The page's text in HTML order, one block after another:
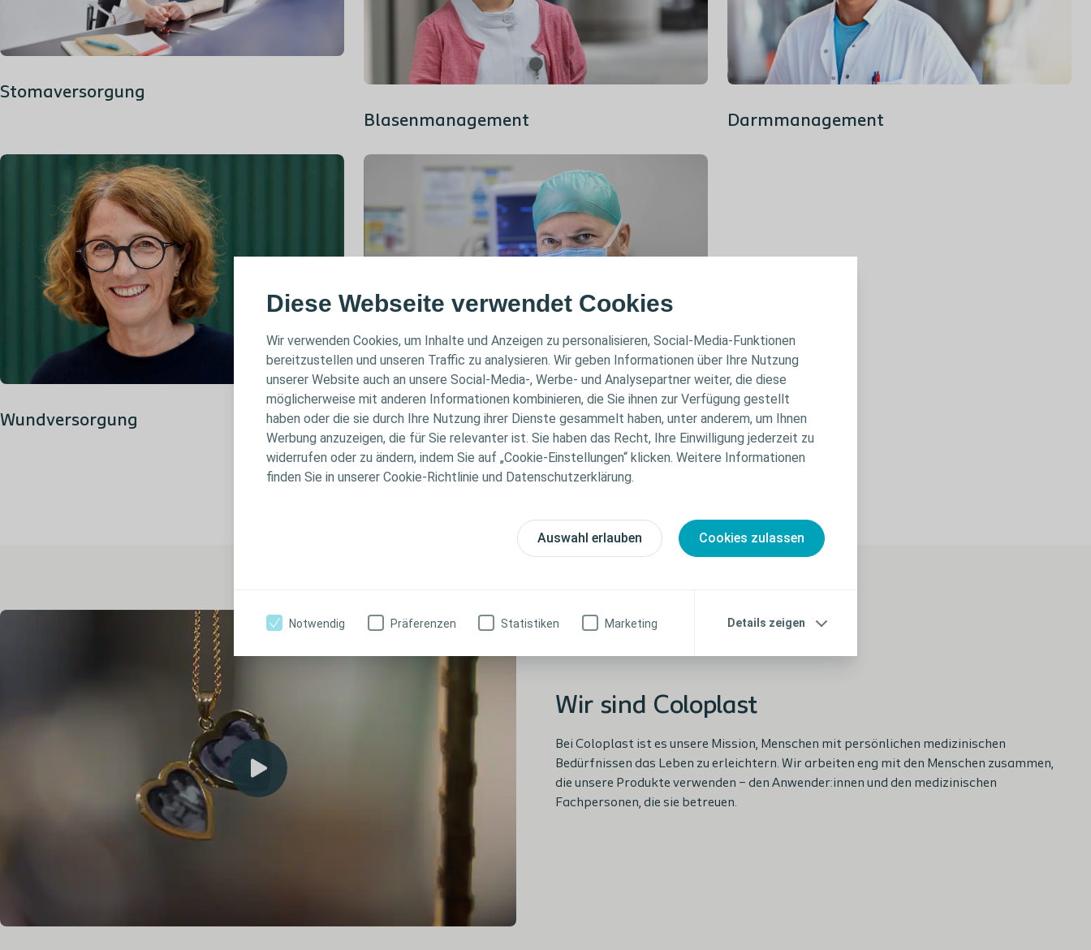
Diese Webseite verwendet Cookies
Wir verwenden Cookies, um Inhalte und Anzeigen zu personalisieren, Social-Media-Funktionen
bereitzustellen und unseren Traffic zu analysieren. Wir geben Informationen über Ihre Nutzung
unserer Website auch an unsere Social-Media-, Werbe- und Analysepartner weiter, die diese
möglicherweise mit anderen Informationen kombinieren, die Sie ihnen zur Verfügung gestellt
haben oder die sie durch Ihre Nutzung ihrer Dienste gesammelt haben, unter anderem, um Ihnen
Werbung anzuzeigen, die für Sie relevanter ist. Sie haben das Recht, Ihre Einwilligung jederzeit zu
widerrufen oder zu ändern, indem Sie auf „Cookie-Einstellungen“ klicken. Weitere Informationen
finden Sie in unserer Cookie-Richtlinie und Datenschutzerklärung.
Auswahl erlauben Cookies zulassen
Notwendig Präferenzen Statistiken Marketing Details zeigen
Stomaversorgung
Blasenmanagement
Darmmanagement
Wundversorgung Interventional Urology
Wir sind Coloplast
Bei Coloplast ist es unsere Mission, Menschen mit persönlichen medizinischen
Bedürfnissen das Leben zu erleichtern. Wir arbeiten eng mit den Menschen zusammen,
die unsere Produkte verwenden – den Anwender:innen und den medizinischen
Fachpersonen, die sie betreuen.